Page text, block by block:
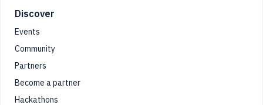
Footer
Discover
Events
Community
Partners
Become a partner
Hackathons